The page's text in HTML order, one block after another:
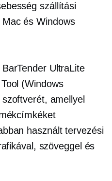
szállítási
és Windows
UltraLite
(Windows
amellyel
használt tervezési
szöveggel és